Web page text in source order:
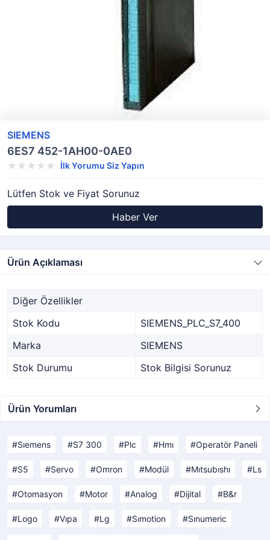
SIEMENS
6ES7 452-1AH00-0AE0
İlk Yorumu Siz Yapın
Lütfen Stok ve Fiyat Sorunuz
Haber Ver
Ürün Açıklaması
Diğer Özellikler
Stok Kodu
SIEMENS_PLC_S7_400
Marka
SIEMENS
Stok Durumu
Stok Bilgisi Sorunuz
Ürün Yorumları
Sıemens S7 300 Plc Hmı Operatör Paneli
S5 Servo Omron Modül Mıtsubıshı Ls
Otomasyon Motor Analog Dijital B&r
Logo Vıpa Lg Sımotion Sınumeric